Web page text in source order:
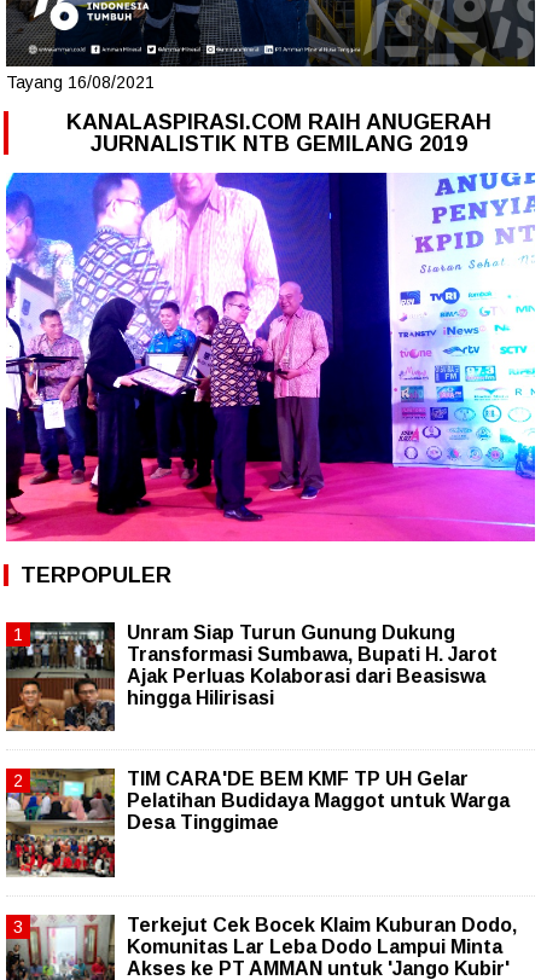
Tayang 16/08/2021
KANALASPIRASI.COM RAIH ANUGERAH
JURNALISTIK NTB GEMILANG 2019
TERPOPULER
Unram Siap Turun Gunung Dukung
Transformasi Sumbawa, Bupati H. Jarot
Ajak Perluas Kolaborasi dari Beasiswa
hingga Hilirisasi
TIM CARA'DE BEM KMF TP UH Gelar
Pelatihan Budidaya Maggot untuk Warga
Desa Tinggimae
Terkejut Cek Bocek Klaim Kuburan Dodo,
Komunitas Lar Leba Dodo Lampui Minta
Akses ke PT AMMAN untuk 'Jango Kubir'